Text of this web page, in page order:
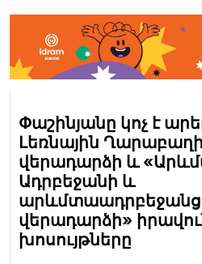
Փաշինյանը կոչ է
Լեռնային
վերադարձի և
Ադրբեջանի և
վերադարձի»
խոսույթները